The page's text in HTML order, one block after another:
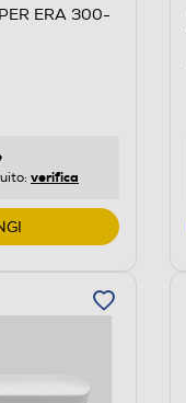
ERA 300-
verifica